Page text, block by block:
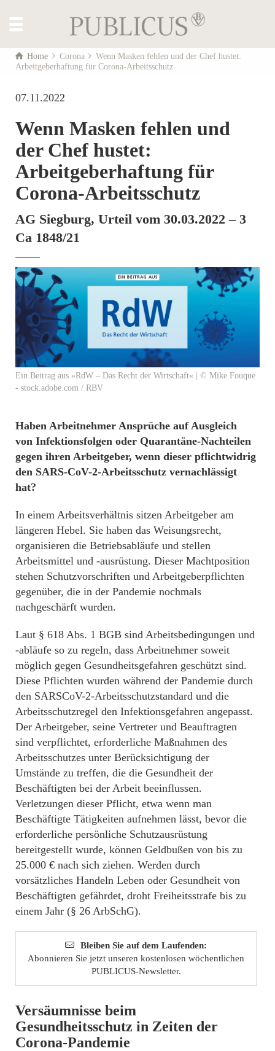
Home Corona
Wenn Masken fehlen und der Chef hustet:
Arbeitgeberhaftung für Corona-Arbeitsschutz
07.11.2022
Wenn Masken fehlen und
der Chef hustet:
Arbeitgeberhaftung für
Corona-Arbeitsschutz
AG Siegburg, Urteil vom 30.03.2022 – 3
Ca 1848/21
Ein Beitrag aus »RdW – Das Recht der Wirtschaft« | © Mike Fouque
- stock.adobe.com / RBV
Haben Arbeitnehmer Ansprüche auf Ausgleich
von Infektionsfolgen oder Quarantäne-Nachteilen
gegen ihren Arbeitgeber, wenn dieser pflichtwidrig
den SARS-CoV-2-Arbeitsschutz vernachlässigt
hat?
In einem Arbeitsverhältnis sitzen Arbeitgeber am
längeren Hebel. Sie haben das Weisungsrecht,
organisieren die Betriebsabläufe und stellen
Arbeitsmittel und -ausrüstung. Dieser Machtposition
stehen Schutzvorschriften und Arbeitgeberpflichten
gegenüber, die in der Pandemie nochmals
nachgeschärft wurden.
Laut § 618 Abs. 1 BGB sind Arbeitsbedingungen und
-abläufe so zu regeln, dass Arbeitnehmer soweit
möglich gegen Gesundheitsgefahren geschützt sind.
Diese Pflichten wurden während der Pandemie durch
den SARSCoV-2-Arbeitsschutzstandard und die
Arbeitsschutzregel den Infektionsgefahren angepasst.
Der Arbeitgeber, seine Vertreter und Beauftragten
sind verpflichtet, erforderliche Maßnahmen des
Arbeitsschutzes unter Berücksichtigung der
Umstände zu treffen, die die Gesundheit der
Beschäftigten bei der Arbeit beeinflussen.
Verletzungen dieser Pflicht, etwa wenn man
Beschäftigte Tätigkeiten aufnehmen lässt, bevor die
erforderliche persönliche Schutzausrüstung
bereitgestellt wurde, können Geldbußen von bis zu
25.000 € nach sich ziehen. Werden durch
vorsätzliches Handeln Leben oder Gesundheit von
Beschäftigten gefährdet, droht Freiheitsstrafe bis zu
einem Jahr (§ 26 ArbSchG).
Bleiben Sie auf dem Laufenden:
Abonnieren Sie jetzt unseren kostenlosen wöchentlichen
PUBLICUS-Newsletter.
Versäumnisse beim
Gesundheitsschutz in Zeiten der
Corona-Pandemie